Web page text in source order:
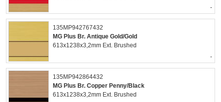
-
135MP942767432
MG Plus Br. Antique Gold/Gold
613x1238x3,2mm Ext. Brushed
-
135MP942864432
MG Plus Br. Copper Penny/Black
613x1238x3,2mm Ext. Brushed